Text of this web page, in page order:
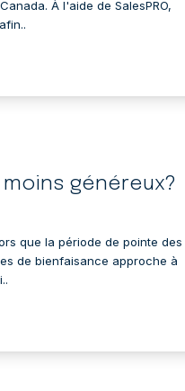
À l'aide de SalesPRO,
généreux?
que la période de pointe des
de bienfaisance approche à